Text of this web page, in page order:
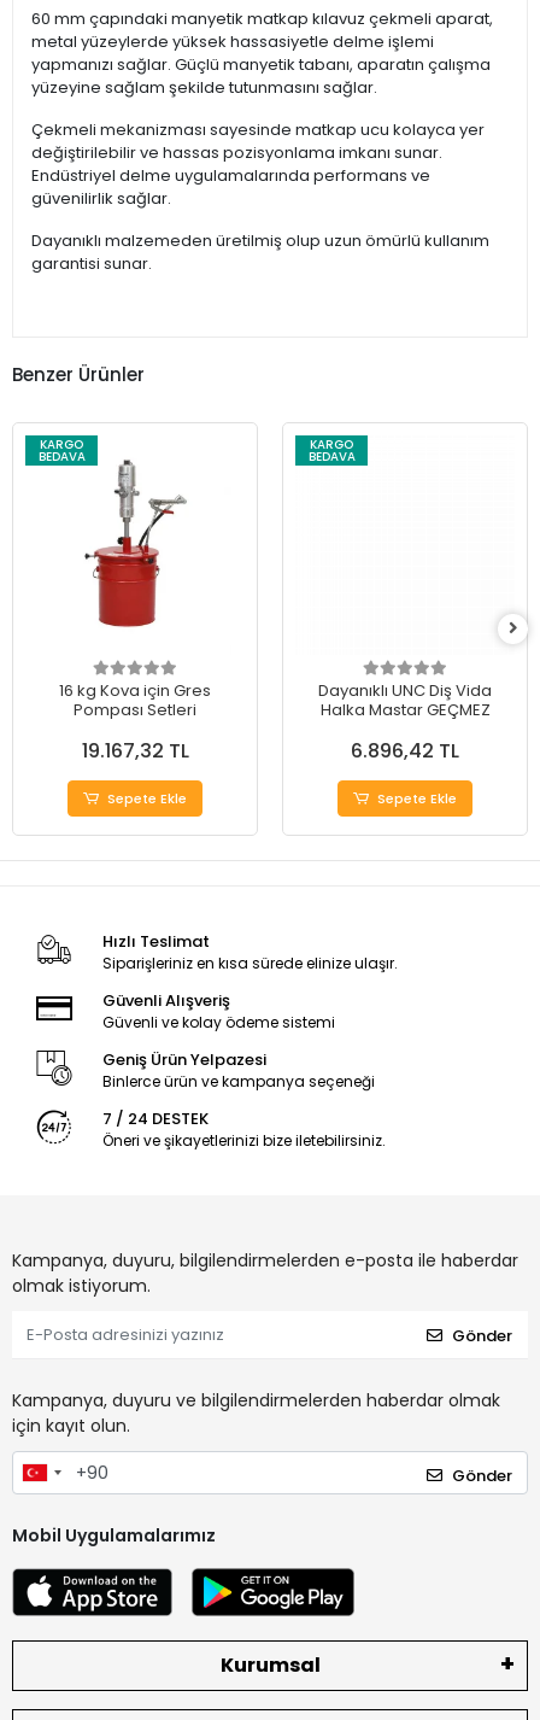
60 mm çapındaki manyetik matkap kılavuz çekmeli aparat,
metal yüzeylerde yüksek hassasiyetle delme işlemi
yapmanızı sağlar. Güçlü manyetik tabanı, aparatın çalışma
yüzeyine sağlam şekilde tutunmasını sağlar.
Çekmeli mekanizması sayesinde matkap ucu kolayca yer
değiştirilebilir ve hassas pozisyonlama imkanı sunar.
Endüstriyel delme uygulamalarında performans ve
güvenilirlik sağlar.
Dayanıklı malzemeden üretilmiş olup uzun ömürlü kullanım
garantisi sunar.
Benzer Ürünler
KARGO
BEDAVA
16 kg Kova için Gres
Pompası Setleri
19.167,32 TL
Sepete Ekle
KARGO
BEDAVA
Dayanıklı UNC Diş Vida
Halka Mastar GEÇMEZ
6.896,42 TL
Sepete Ekle
Hızlı Teslimat
Siparişleriniz en kısa sürede elinize ulaşır.
Güvenli Alışveriş
Güvenli ve kolay ödeme sistemi
Geniş Ürün Yelpazesi
Binlerce ürün ve kampanya seçeneği
7 / 24 DESTEK
Öneri ve şikayetlerinizi bize iletebilirsiniz.
Kampanya, duyuru, bilgilendirmelerden e-posta ile haberdar
olmak istiyorum.
Gönder
Kampanya, duyuru ve bilgilendirmelerden haberdar olmak
için kayıt olun.
Gönder
Mobil Uygulamalarımız
Kurumsal